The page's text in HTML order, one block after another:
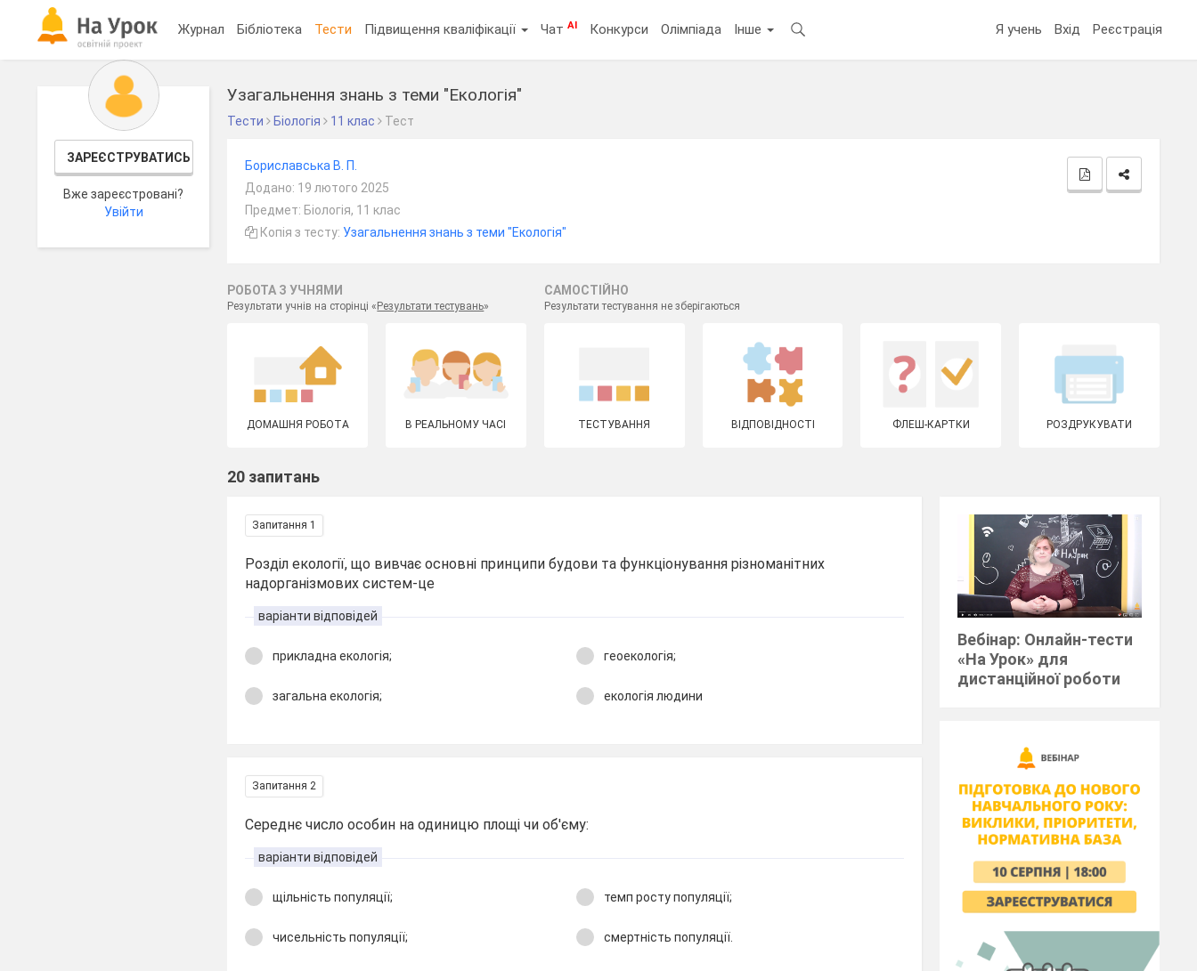
Журнал Бібліотека Тести Підвищення кваліфікації ЧатAI Конкурси Олімпіада Інше Я учень Вхід Реєстрація
ЗАРЕЄСТРУВАТИСЬ
Вже зареєстровані?
Увійти
Узагальнення знань з теми "Екологія"
Тести Біологія 11 клас Тест
Бориславська В. П.
Додано: 19 лютого 2025
Предмет: Біологія, 11 клас
Копія з тесту: Узагальнення знань з теми "Екологія"
РОБОТА З УЧНЯМИ
Результати учнів на сторінці « Результати тестувань»
САМОСТІЙНО
Результати тестування не зберігаються
ДОМАШНЯ РОБОТА В РЕАЛЬНОМУ ЧАСІ ТЕСТУВАННЯ ВІДПОВІДНОСТІ ФЛЕШ-КАРТКИ РОЗДРУКУВАТИ
20 запитань
Запитання 1
Розділ екології, що вивчає основні принципи будови та функціонування різноманітних
надорганізмових систем-це
варіанти відповідей
прикладна екологія; геоекологія;
загальна екологія; екологія людини
Запитання 2
Середнє число особин на одиницю площі чи об′єму:
варіанти відповідей
щільність популяції; темп росту популяції;
чисельність популяції; смертність популяції.
Вебінар: Онлайн-тести
«На Урок» для
дистанційної роботи